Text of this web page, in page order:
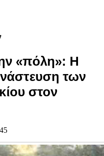
«πόλη»: Η
των
στον